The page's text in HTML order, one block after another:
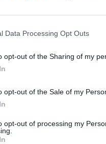
Data Processing Opt Outs
opt-out of the Sharing of my
opt-out of the Sale of my
opt-out of processing my
Πριν 2 ημέρες
«κόκκινο»